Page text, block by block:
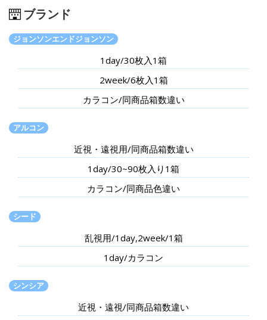
ブランド
ジョンソンエンドジョンソン
1day/30枚入1箱
2week/6枚入1箱
カラコン/同商品箱数違い
アルコン
近視・遠視用/同商品箱数違い
1day/30~90枚入り1箱
カラコン/同商品色違い
シード
乱視用/1day,2week/1箱
1day/カラコン
シンシア
近視・遠視/同商品箱数違い